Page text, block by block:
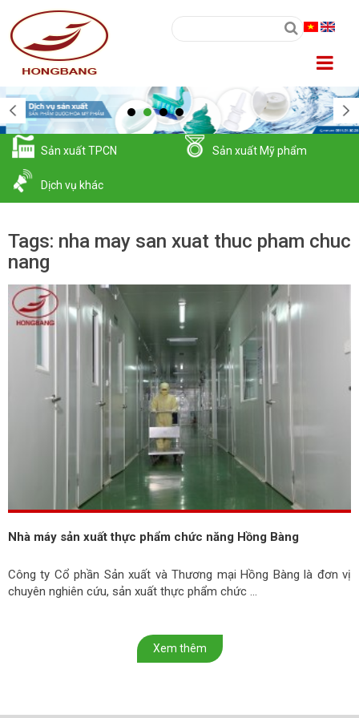
Sản xuất TPCN Sản xuất Mỹ phẩm
Dịch vụ khác
Tags: nha may san xuat thuc pham chuc
nang
Nhà máy sản xuất thực phẩm chức năng Hồng Bàng
Công ty Cổ phần Sản xuất và Thương mại Hồng Bàng là đơn vị
chuyên nghiên cứu, sản xuất thực phẩm chức ...
Xem thêm